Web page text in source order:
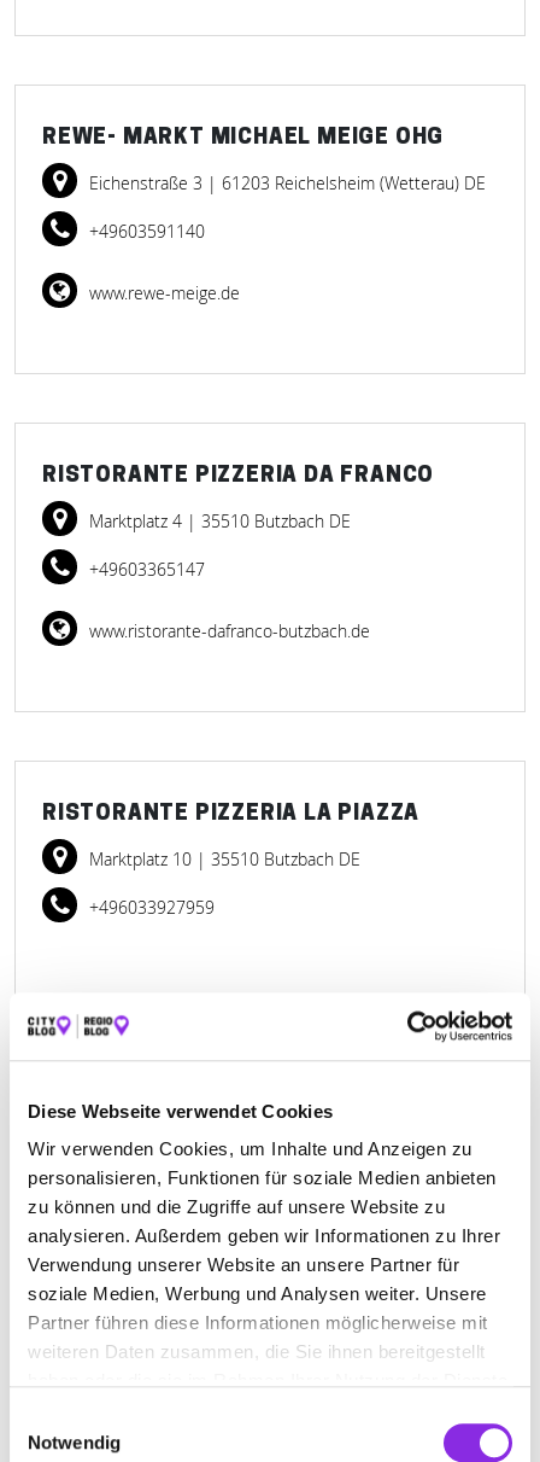
Diese Webseite verwendet Cookies
Wir verwenden Cookies, um Inhalte und Anzeigen zu
personalisieren, Funktionen für soziale Medien anbieten
zu können und die Zugriffe auf unsere Website zu
analysieren. Außerdem geben wir Informationen zu Ihrer
Verwendung unserer Website an unsere Partner für
soziale Medien, Werbung und Analysen weiter. Unsere
Partner führen diese Informationen möglicherweise mit
weiteren Daten zusammen, die Sie ihnen bereitgestellt
Notwendig
REWE- MARKT MICHAEL MEIGE OHG
Eichenstraße 3 | 61203 Reichelsheim (Wetterau) DE
+49603591140
www.rewe-meige.de
RISTORANTE PIZZERIA DA FRANCO
Marktplatz 4 | 35510 Butzbach DE
+49603365147
www.ristorante-dafranco-butzbach.de
RISTORANTE PIZZERIA LA PIAZZA
Marktplatz 10 | 35510 Butzbach DE
+496033927959
SCHMIDT GETRÄNKE & MEHR INH.
MICHAEL SCHMIDT
Hessenring 45| 61200 Wölfersheim DE
+4960366022
schmidt-getraenke-mehr-inh-michael-